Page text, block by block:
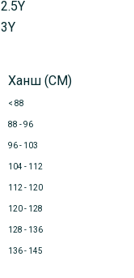
2.5Y
3Y
Ханш (CM)
< 88
88 - 96
96 - 103
104 - 112
112 - 120
120 - 128
128 - 136
136 - 145